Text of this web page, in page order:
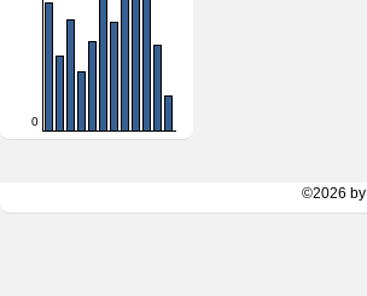
0
©2026 by